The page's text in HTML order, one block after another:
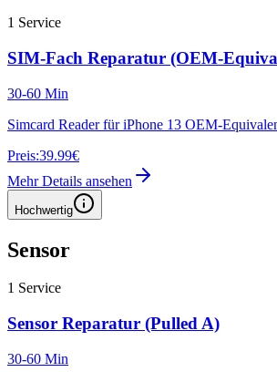
1 Service
SIM-Fach Reparatur (OEM-
30-60 Min
Simcard Reader für iPhone 13 OEM-
Preis:39.99€
Mehr Details ansehen
Hochwertig
Sensor
1 Service
Sensor Reparatur (Pulled A)
30-60 Min